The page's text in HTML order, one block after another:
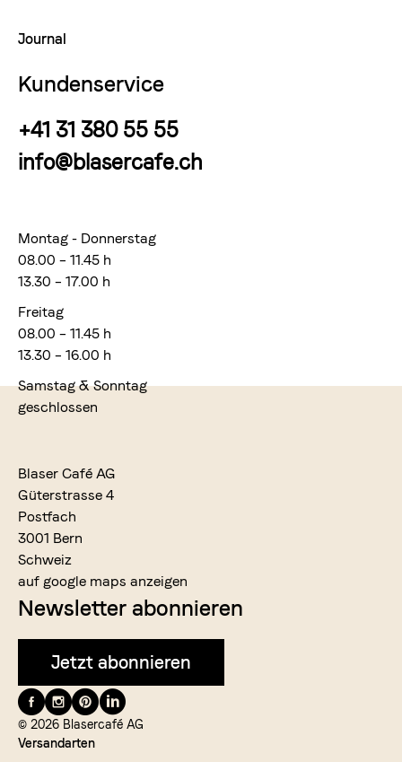
Journal
Kundenservice
+41 31 380 55 55
info@blasercafe.ch
Montag - Donnerstag
08.00 – 11.45 h
13.30 – 17.00 h
Freitag
08.00 – 11.45 h
13.30 – 16.00 h
Samstag & Sonntag
geschlossen
Blaser Café AG
Güterstrasse 4
Postfach
3001 Bern
Schweiz
auf google maps anzeigen
Newsletter abonnieren
Jetzt abonnieren
Folge
uns
auf
© 2026 Blasercafé AG
Versandarten